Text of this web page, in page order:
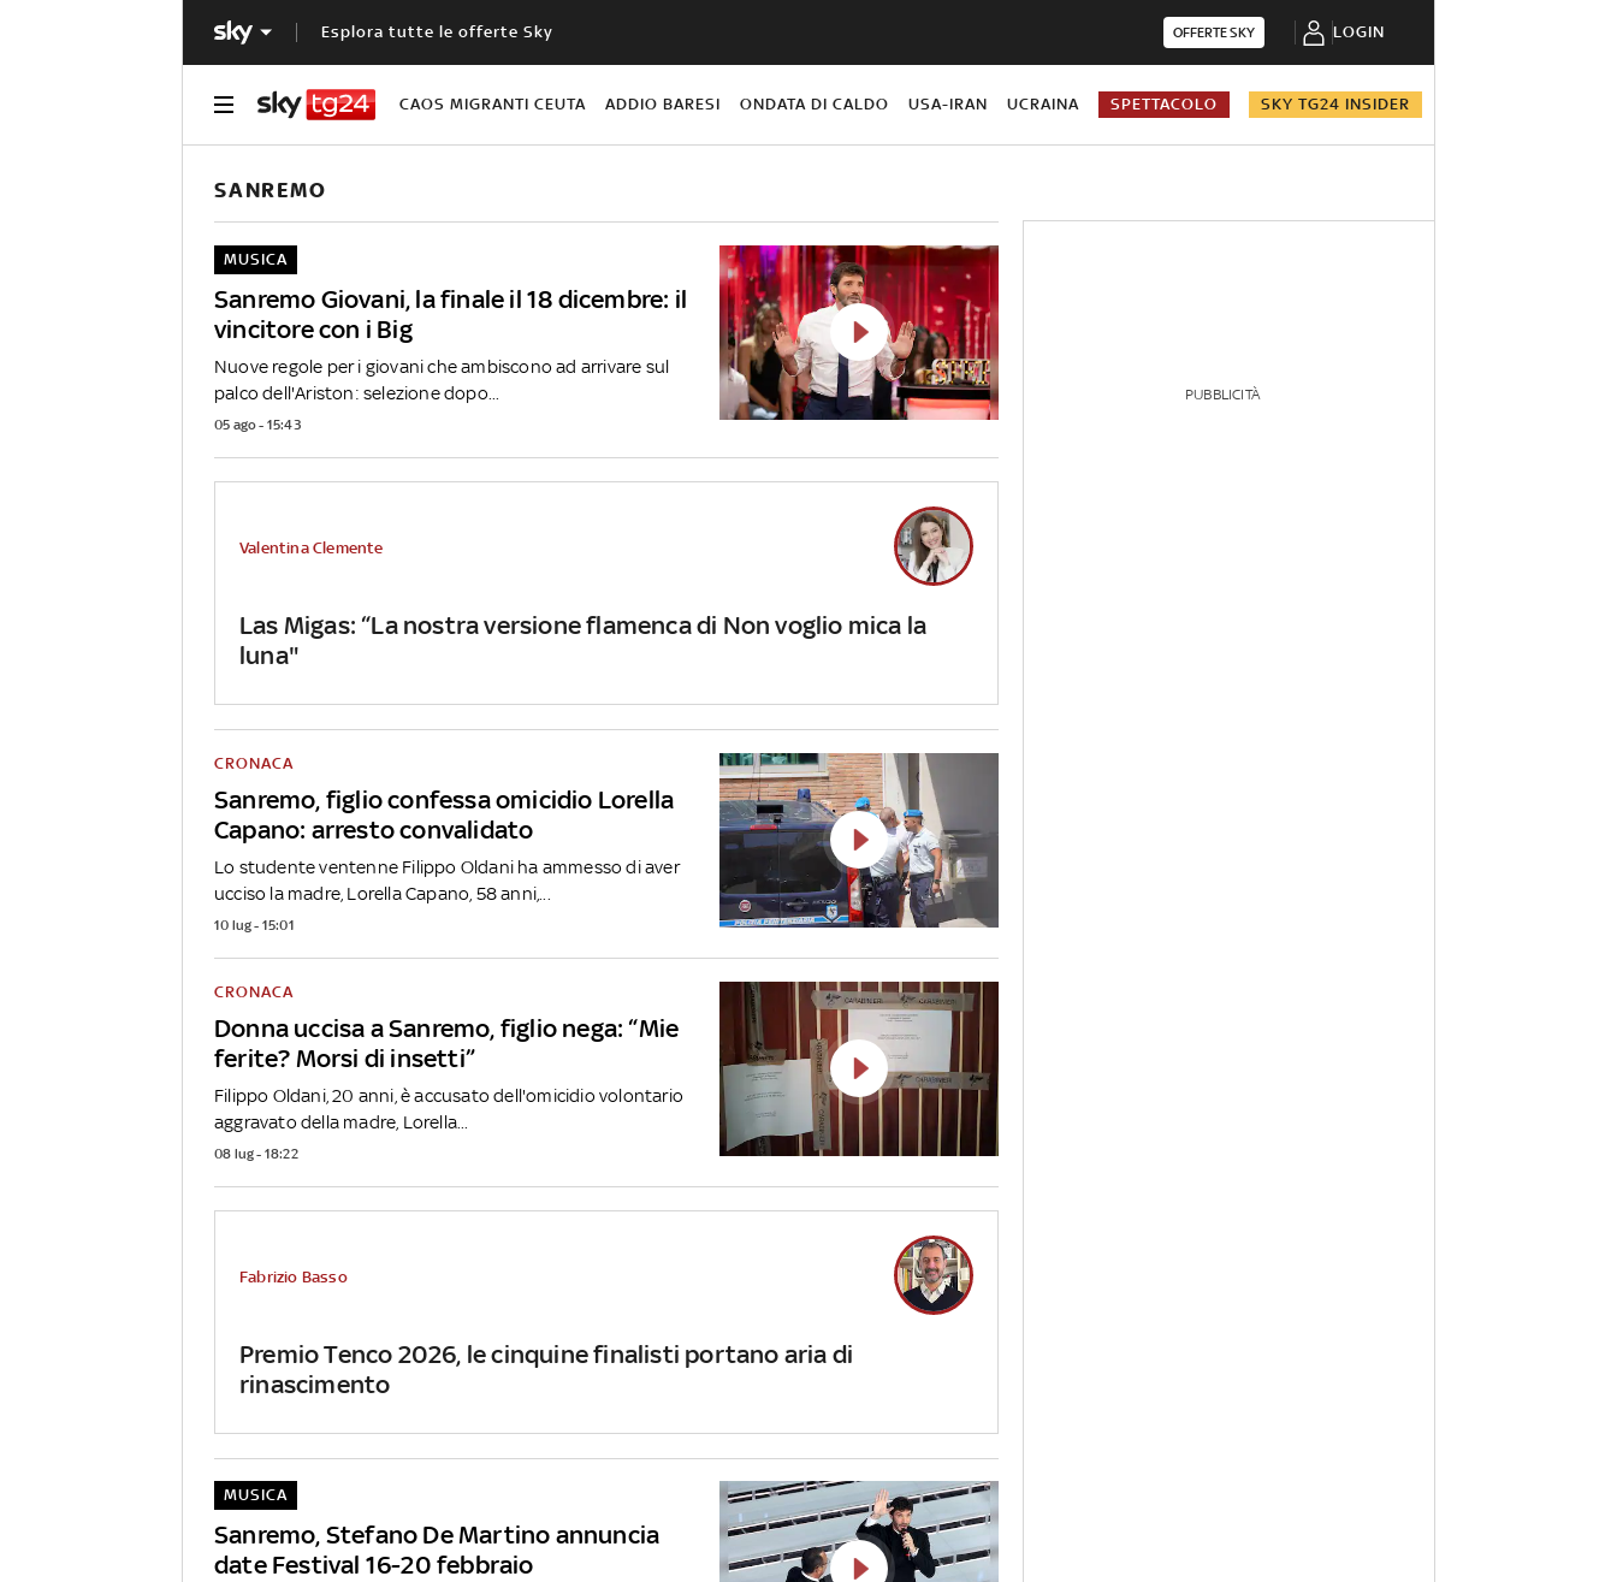
Esplora tutte le offerte Sky OFFERTE SKY LOGIN
CAOS MIGRANTI CEUTA ADDIO BARESI ONDATA DI CALDO USA-IRAN UCRAINA SPETTACOLO SKY TG24 INSIDER
SANREMO
Sanremo Giovani, la finale il 18 dicembre: il
vincitore con i Big
MUSICA
Nuove regole per i giovani che ambiscono ad arrivare sul
palco dell'Ariston: selezione dopo...
05 ago - 15:43
Las Migas: “La nostra versione flamenca di Non voglio mica la
luna"
Valentina Clemente
Sanremo, figlio confessa omicidio Lorella
Capano: arresto convalidato
CRONACA
Lo studente ventenne Filippo Oldani ha ammesso di aver
ucciso la madre, Lorella Capano, 58 anni,...
10 lug - 15:01
Donna uccisa a Sanremo, figlio nega: “Mie
ferite? Morsi di insetti”
CRONACA
Filippo Oldani, 20 anni, è accusato dell'omicidio volontario
aggravato della madre, Lorella...
08 lug - 18:22
Premio Tenco 2026, le cinquine finalisti portano aria di
rinascimento
Fabrizio Basso
Sanremo, Stefano De Martino annuncia
date Festival 16-20 febbraio
MUSICA
PUBBLICITÀ